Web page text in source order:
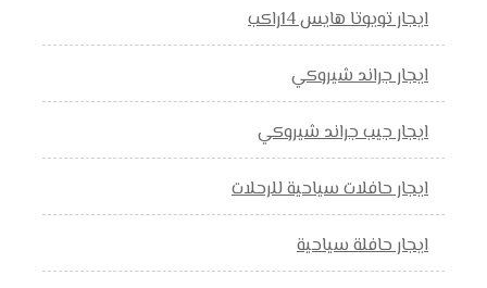
ايجار تويوتا هايس 14راكب
ايجار جراند شيروكي
ايجار جيب جراند شيروكي
ايجار حافلات سياحية للرحلات
ايجار حافلة سياحية